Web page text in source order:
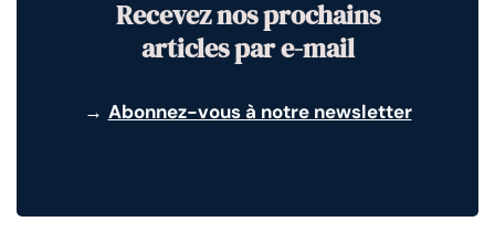
Recevez nos prochains
articles par e-mail
→ Abonnez-vous à notre newsletter